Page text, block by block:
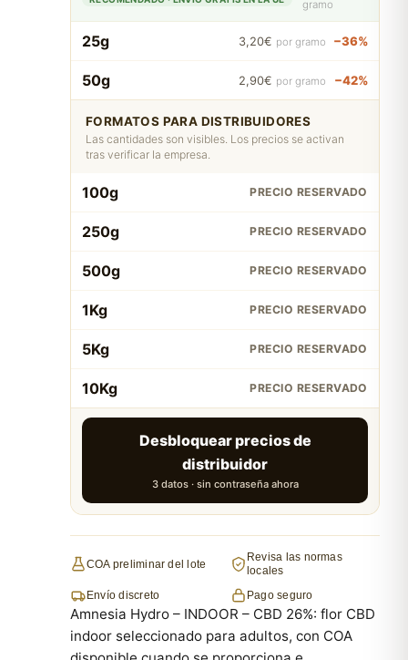
gramo
25g 3,20€ por gramo −36%
50g 2,90€ por gramo −42%
FORMATOS PARA DISTRIBUIDORES
Las cantidades son visibles. Los precios se activan
tras verificar la empresa.
100g PRECIO RESERVADO
250g PRECIO RESERVADO
500g PRECIO RESERVADO
1Kg PRECIO RESERVADO
5Kg PRECIO RESERVADO
10Kg PRECIO RESERVADO
Desbloquear precios de
distribuidor
3 datos · sin contraseña ahora
COA preliminar del lote
Revisa las normas
locales
Envío discreto
Pago seguro
Amnesia Hydro – INDOOR – CBD 26%: flor CBD
indoor seleccionado para adultos, con COA